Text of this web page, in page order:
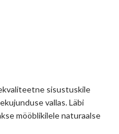
sisustuskile
vallas. Läbi
mööblikilele naturaalse